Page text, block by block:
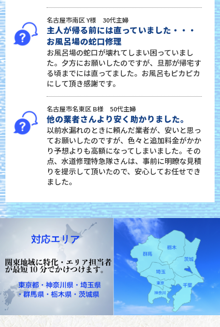
名古屋市南区 Y様 30代主婦
主人が帰る前には直っていました・・・
お風呂場の蛇口修理
お風呂場の蛇口が壊れてしまい困っていまし
た。夕方にお願いしたのですが、旦那が帰宅す
る頃までには直ってました。お風呂もピカピカ
にして頂き感謝です。
名古屋市名東区 B様 50代主婦
他の業者さんより安く助かりました。
以前水漏れのときに頼んだ業者が、安いと思っ
てお願いしたのですが、色々と追加料金がかか
り予想よりも高額になってしまいました。その
点、水道修理特急隊さんは、事前に明瞭な見積
りを提示して頂いたので、安心してお任せでき
ました。